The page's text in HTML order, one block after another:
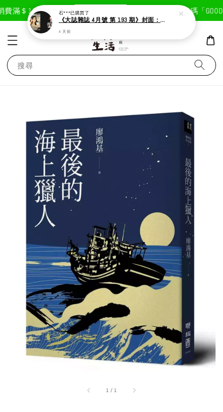
滿＄1800免運費 現在去購物！ 首次註冊輸入折扣碼「
搜尋
1 / 1
石***已購買了
《大誌雜誌 4月號 第 193 期》封面：Solar 頌樂
4 天前